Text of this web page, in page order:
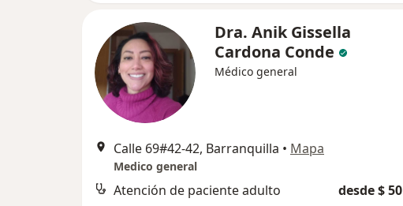
Dra. Anik Gissella
Cardona Conde
Médico general
Calle 69#42-42, Barranquilla • Mapa
Medico general
Atención de paciente adulto desde $ 50